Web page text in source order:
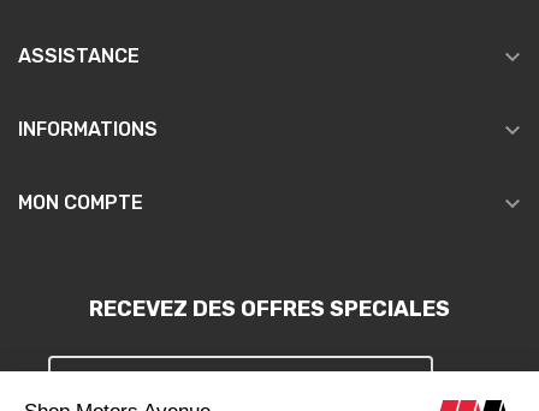
ASSISTANCE 
INFORMATIONS 
MON COMPTE 
RECEVEZ DES OFFRES SPECIALES